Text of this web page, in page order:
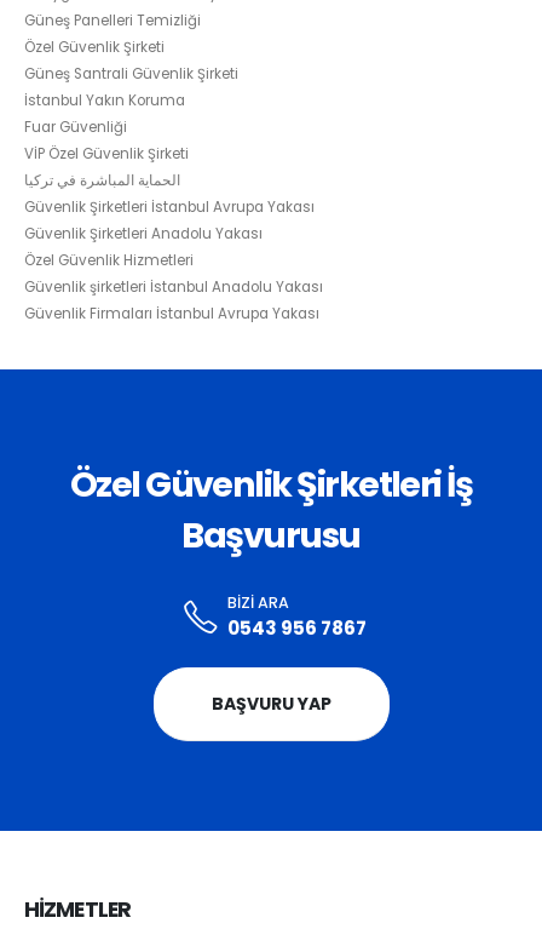
Güneş Panelleri Temizliği
Özel Güvenlik Şirketi
Güneş Santrali Güvenlik Şirketi
İstanbul Yakın Koruma
Fuar Güvenliği
VİP Özel Güvenlik Şirketi
الحماية المباشرة في تركيا
Güvenlik Şirketleri İstanbul Avrupa Yakası
Güvenlik Şirketleri Anadolu Yakası
Özel Güvenlik Hizmetleri
Güvenlik şirketleri İstanbul Anadolu Yakası
Güvenlik Firmaları İstanbul Avrupa Yakası
Özel Güvenlik Şirketleri İş
Başvurusu
BIZI ARA
0543 956 7867
BAŞVURU YAP
HİZMETLER